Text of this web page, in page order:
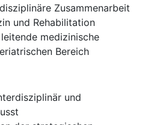
Zusammenarbeit
und Rehabilitation
medizinische
Bereich
und